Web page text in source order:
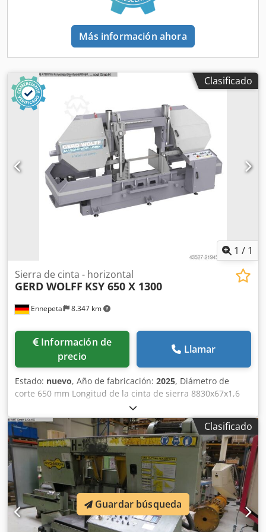
sujeción An x Al: 100 x 250 mm Tensión motorizada de la
cinta Refrigeración de la hoja de sierra Contador de piezas
Lubricación de la guía de la hoja de sierra Accesorios:
Carril de entrada, motorizado, LxA: 1300mm x 530mm
Carril de salida LxA: aprox. 1000mm x 750mm Crsdpfx
Más información ahora
Clasificado
1 / 1
Ennepetal 8.347 km
Sierra de cinta - horizontal
GERD WOLFF KSY 650 X 1300
Información de
precio
Llamar
Estado: nuevo, Año de fabricación: 2025, Diámetro de
corte 650 mm Longitud de la cinta de sierra 8830x67x1,6
mm Ancho de corte 1,6 mm Control semiautomático Área
de corte - cuadrada 650 x 650 mm Área de corte - plana
650 x 1300 mm Codsy S Duiopfx Angjrf Potencia total
requerida 7,5 kW / 3100 Nm Peso de la máquina aprox.
5100 kg Espacio requerido aprox. 2100x1550x4450 mm La
KSY 650 x 1300 es una sierra de cinta horizontal de
columna guiada y funcionamiento semiautomático.
Además, la máquina cuenta con una mesa de rodillos
motorizada, que Especificaciones opcionales - Sistema
motorizado para mesa de rodillos - Línea láser - Mesa de
Clasificado
Guardar búsqueda